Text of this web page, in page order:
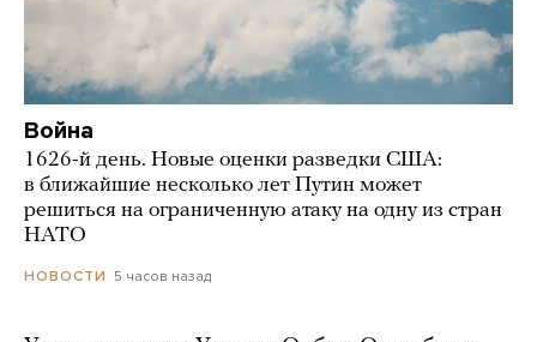
Война
1626-й день. Новые оценки разведки США:
в ближайшие несколько лет Путин может
решиться на ограниченную атаку на одну из стран
НАТО
НОВОСТИ 5 часов назад